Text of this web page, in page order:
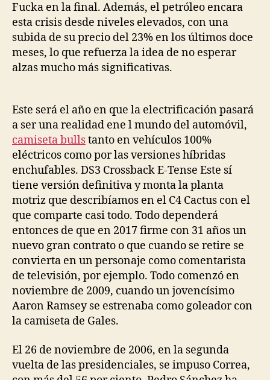
Fucka en la final. Además, el petróleo encara
esta crisis desde niveles elevados, con una
subida de su precio del 23% en los últimos doce
meses, lo que refuerza la idea de no esperar
alzas mucho más significativas.
Este será el año en que la electrificación pasará
a ser una realidad ene l mundo del automóvil,
camiseta bullstanto en vehículos 100%
eléctricos como por las versiones híbridas
enchufables. DS3 Crossback E-Tense Este sí
tiene versión definitiva y monta la planta
motriz que describíamos en el C4 Cactus con el
que comparte casi todo. Todo dependerá
entonces de que en 2017 firme con 31 años un
nuevo gran contrato o que cuando se retire se
convierta en un personaje como comentarista
de televisión, por ejemplo. Todo comenzó en
noviembre de 2009, cuando un jovencísimo
Aaron Ramsey se estrenaba como goleador con
la camiseta de Gales.
El 26 de noviembre de 2006, en la segunda
vuelta de las presidenciales, se impuso Correa,